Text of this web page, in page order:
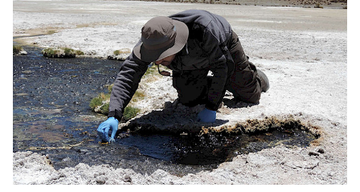
Vecinos launch
Donaciones launch